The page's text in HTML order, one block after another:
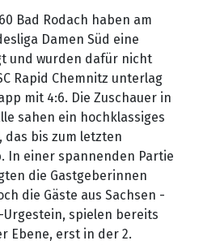
Bad Rodach haben am
Damen Süd eine
und wurden dafür nicht
Rapid Chemnitz unterlag
mit 4:6. Die Zuschauer in
sahen ein hochklassiges
das bis zum letzten
In einer spannenden Partie
die Gastgeberinnen
die Gäste aus Sachsen -
spielen bereits
Ebene, erst in der 2.